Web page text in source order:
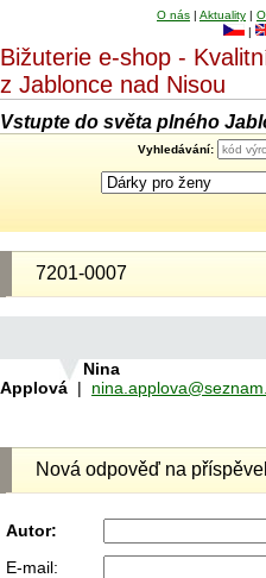
O nás | Aktuality |
|
Bižuterie e-shop -
z Jablonce nad Nisou
Vstupte do světa plného
Vyhledávání:
7201-0007
Nina
Applová |
Nová odpověď na
Autor:
E-mail: